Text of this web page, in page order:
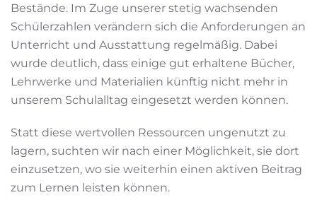
Bestände. Im Zuge unserer stetig wachsenden
Schülerzahlen verändern sich die Anforderungen an
Unterricht und Ausstattung regelmäßig. Dabei
wurde deutlich, dass einige gut erhaltene Bücher,
Lehrwerke und Materialien künftig nicht mehr in
unserem Schulalltag eingesetzt werden können.
Statt diese wertvollen Ressourcen ungenutzt zu
lagern, suchten wir nach einer Möglichkeit, sie dort
einzusetzen, wo sie weiterhin einen aktiven Beitrag
zum Lernen leisten können.